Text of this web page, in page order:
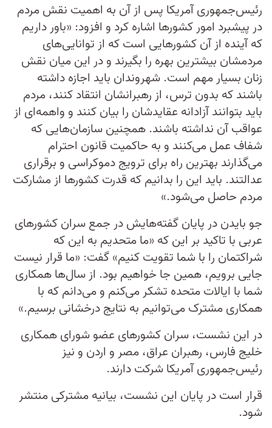
رئیس‌جمهوری آمریکا پس از آن به اهمیت نقش مردم
در پیشبرد امور کشورها اشاره کرد و افزود: «باور داریم
که آینده از آن کشورهایی است که از توانایی‌های
مردمشان بیشترین بهره را بگیرند و در این میان نقش
زنان بسیار مهم است. شهروندان باید اجازه داشته
باشند که بدون ترس، از رهبرانشان انتقاد کنند، مردم
باید بتوانند آزادانه عقایدشان را بیان کنند و واهمه‌ای از
عواقب آن نداشته باشند. همچنین سازمان‌هایی که
شفاف عمل می‌کنند و به حاکمیت قانون احترام
می‌گذارند بهترین راه برای ترویج دموکراسی و برقراری
عدالتند. باید این را بدانیم که قدرت کشورها از مشارکت
مردم حاصل می‌شود.»
جو بایدن در پایان گفته‌هایش در جمع سران کشورهای
عربی با تاکید بر این که «ما متحدیم به این که
شراکتمان را با شما تقویت کنیم» گفت: «ما قرار نیست
جایی برویم، همین جا خواهیم بود. از سال‌ها همکاری
شما با ایالات متحده تشکر می‌کنم و می‌دانم که با
همکاری مشترک می‌توانیم به نتایج درخشانی برسیم.»
در این نشست، سران کشورهای عضو شورای همکاری
خلیج فارس، رهبران عراق، مصر و اردن و نیز
رئیس‌جمهوری آمریکا شرکت دارند.
قرار است در پایان این نشست، بیانیه مشترکی منتشر
شود.